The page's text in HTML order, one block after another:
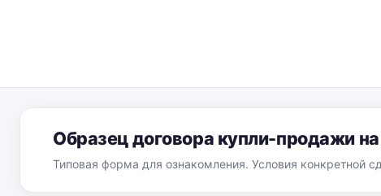
Образец договора купли-продажи
Типовая форма для ознакомления. Условия конкретной